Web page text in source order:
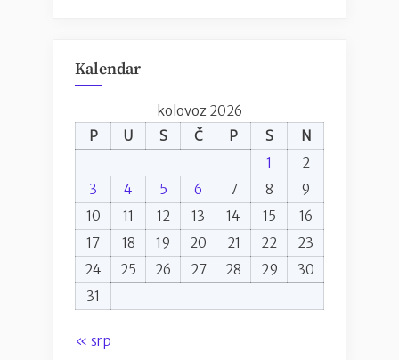
Kalendar
kolovoz 2026
P
U S Č P S
N
1
2
3
4 5 6 7 8
9
10
11 12 13 14 15
16
17
18 19 20 21 22
23
24
25 26 27 28 29
30
31
« srp